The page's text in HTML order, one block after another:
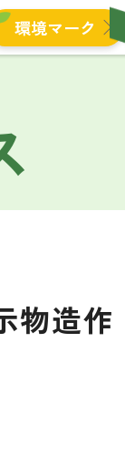
環境マーク
物造作